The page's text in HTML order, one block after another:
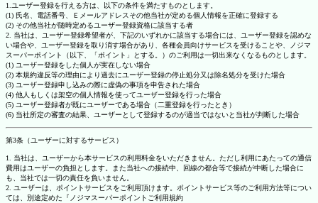
1.ユーザー登録を行える方は、以下の条件を満たすものとします。
(1) 氏名、電話番号、Ｅメールアドレスその他当社が定める個人情報を正確に登録する
(2) その他当社が随時定めるユーザー登録資格に該当する者
2. 当社は、ユーザー登録希望者が、下記のいずれかに該当する場合には、ユーザー登録を認めな
い場合や、ユーザー登録を取り消す場合があり、各種会員向けサービスを受けることや、ノジマ
スーパーポイント（以下、「ポイント」とする。）のご利用は一切出来なくなるものとします。
(1) ユーザー登録をした個人が実在しない場合
(2) 本規約違反等の理由により過去にユーザー登録の停止処分又は除名処分を受けた場合
(3) ユーザー登録申し込みの際に虚偽の事項を申告された場合
(4) 他人もしくは架空の個人情報を使ってユーザー登録を行った場合
(5) ユーザー登録者が既にユーザーである場合（二重登録を行ったとき）
(6) 当社所定の審査の結果、ユーザーとして登録するのが適当ではないと当社が判断した場合
第3条（ユーザーに対するサービス）
1. 当社は、ユーザーから本サービスの利用料金をいただきません。ただし利用にあたっての通信
費用はユーザーの負担とします。また当社への接続中、回線の都合等で接続が中断した場合に
も、当社では一切の責任を負いません。
2. ユーザーは、ポイントサービスをご利用頂けます。ポイントサービス等のご利用方法等につい
ては、別途定めた『ノジマスーパーポイントご利用規約